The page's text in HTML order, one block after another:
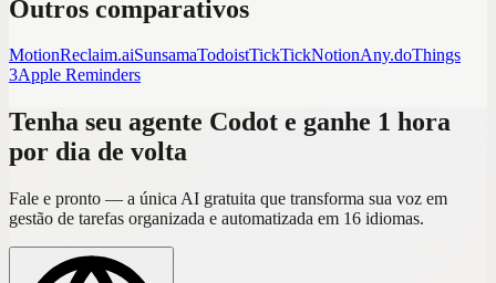
Outros comparativos
MotionReclaim.aiSunsamaTodoistTickTickNotionAny.doThings
3Apple Reminders
Tenha seu agente Codot e ganhe 1 hora
por dia de volta
Fale e pronto — a única AI gratuita que transforma sua voz em
gestão de tarefas organizada e automatizada em 16 idiomas.